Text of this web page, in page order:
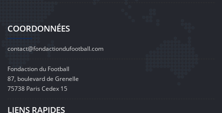
COORDONNÉES
contact@fondactiondufootball.com
Fondaction du Football
87, boulevard de Grenelle
75738 Paris Cedex 15
LIENS RAPIDES